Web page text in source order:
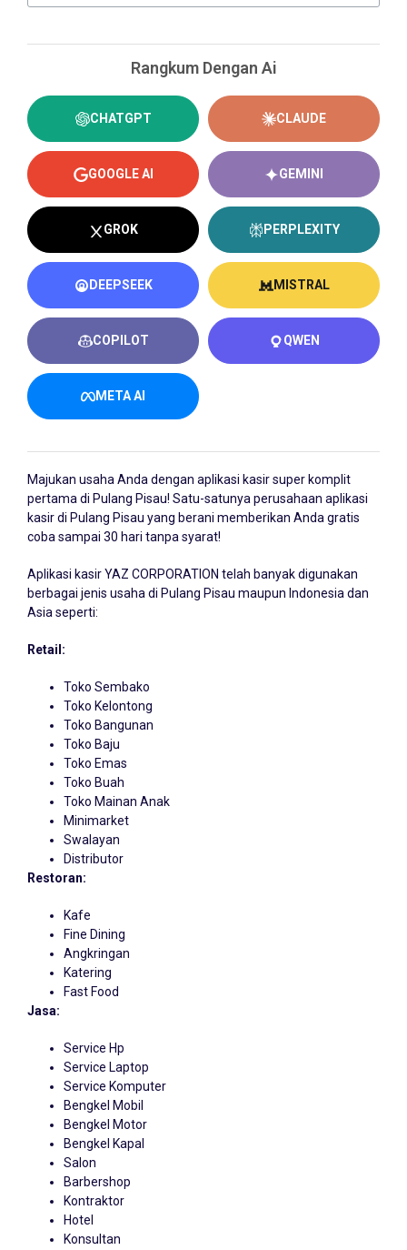
Rangkum Dengan Ai
CHATGPT CLAUDE
GOOGLE AI GEMINI
GROK PERPLEXITY
DEEPSEEK MISTRAL
COPILOT QWEN
META AI
Majukan usaha Anda dengan aplikasi kasirsuper komplit
pertama di Pulang Pisau! Satu-satunya perusahaan aplikasi
kasir di Pulang Pisau yang berani memberikan Anda gratis
coba sampai 30 hari tanpa syarat!
Aplikasi kasir YAZ CORPORATION telah banyak digunakan
berbagai jenis usaha di Pulang Pisau maupun Indonesia dan
Asia seperti:
Retail:
Toko Sembako
Toko Kelontong
Toko Bangunan
Toko Baju
Toko Emas
Toko Buah
Toko Mainan Anak
Minimarket
Swalayan
Distributor
Restoran:
Kafe
Fine Dining
Angkringan
Katering
Fast Food
Jasa:
Service Hp
Service Laptop
Service Komputer
Bengkel Mobil
Bengkel Motor
Bengkel Kapal
Salon
Barbershop
Kontraktor
Hotel
Konsultan